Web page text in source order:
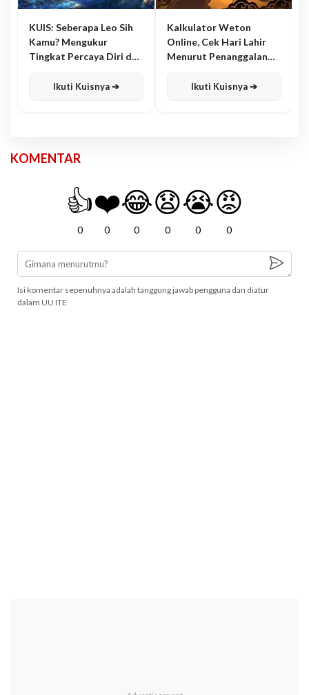
KUIS: Seberapa Leo Sih
Kamu? Mengukur
Tingkat Percaya Diri dan
Ikuti Kuisnya ➔
Kalkulator Weton
Online, Cek Hari Lahir
Menurut Penanggalan
Ikuti Kuisnya ➔
KOMENTAR
👍
0
❤️
0
😂
0
😧
0
😭
0
😡
0
Isi komentar sepenuhnya adalah tanggung jawab pengguna dan diatur
dalam UU ITE